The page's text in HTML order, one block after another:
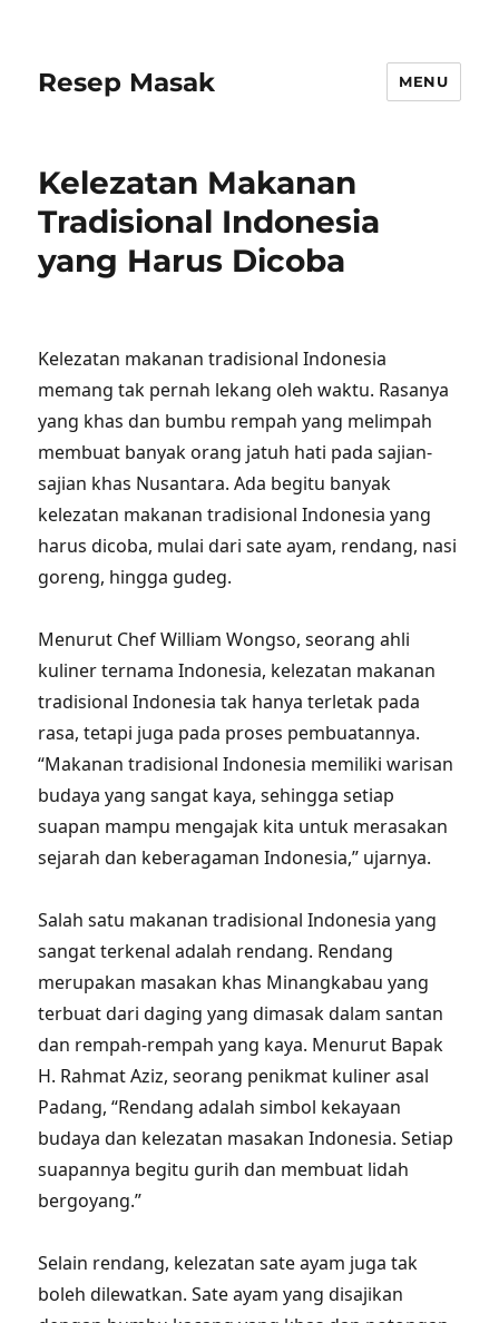
Resep Masak MENU
Kelezatan Makanan
Tradisional Indonesia
yang Harus Dicoba
Kelezatan makanan tradisional Indonesia
memang tak pernah lekang oleh waktu. Rasanya
yang khas dan bumbu rempah yang melimpah
membuat banyak orang jatuh hati pada sajian-
sajian khas Nusantara. Ada begitu banyak
kelezatan makanan tradisional Indonesia yang
harus dicoba, mulai dari sate ayam, rendang, nasi
goreng, hingga gudeg.
Menurut Chef William Wongso, seorang ahli
kuliner ternama Indonesia, kelezatan makanan
tradisional Indonesia tak hanya terletak pada
rasa, tetapi juga pada proses pembuatannya.
“Makanan tradisional Indonesia memiliki warisan
budaya yang sangat kaya, sehingga setiap
suapan mampu mengajak kita untuk merasakan
sejarah dan keberagaman Indonesia,” ujarnya.
Salah satu makanan tradisional Indonesia yang
sangat terkenal adalah rendang. Rendang
merupakan masakan khas Minangkabau yang
terbuat dari daging yang dimasak dalam santan
dan rempah-rempah yang kaya. Menurut Bapak
H. Rahmat Aziz, seorang penikmat kuliner asal
Padang, “Rendang adalah simbol kekayaan
budaya dan kelezatan masakan Indonesia. Setiap
suapannya begitu gurih dan membuat lidah
bergoyang.”
Selain rendang, kelezatan sate ayam juga tak
boleh dilewatkan. Sate ayam yang disajikan